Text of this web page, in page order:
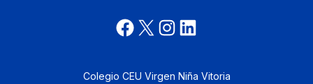
Colegio CEU Virgen Niña Vitoria